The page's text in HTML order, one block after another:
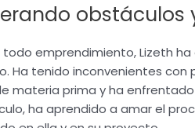
obstáculos
emprendimiento, Lizeth
Ha tenido inconvenientes con
materia prima y ha
ha aprendido a amar el